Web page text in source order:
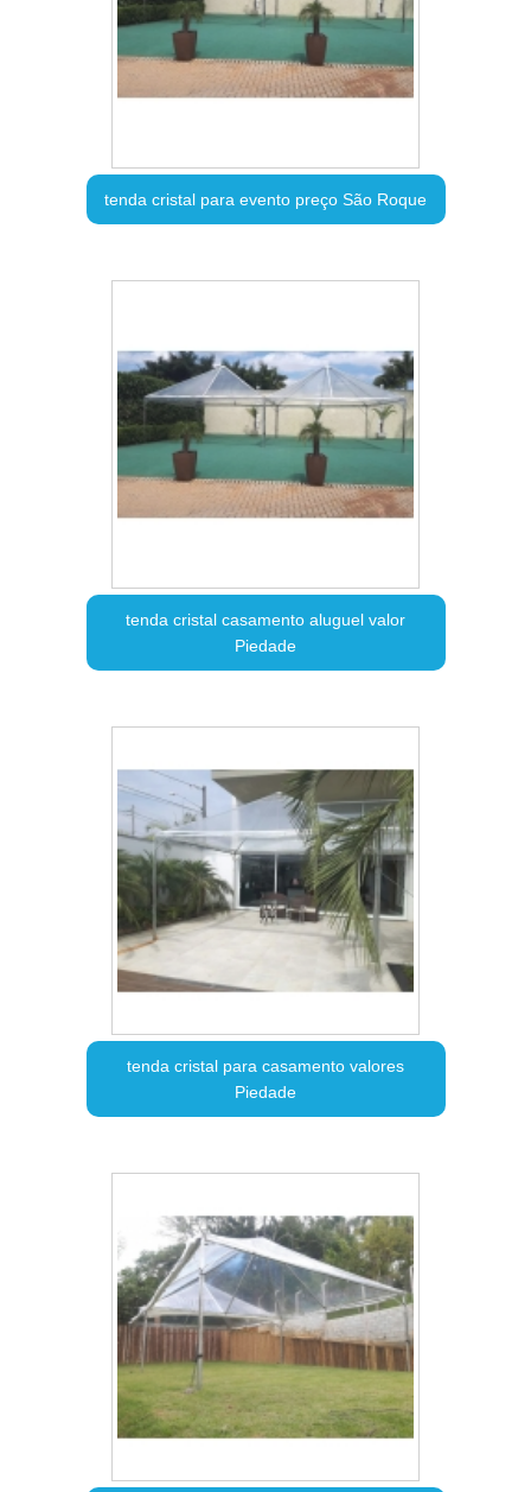
tenda cristal para evento preço São Roque
tenda cristal casamento aluguel valor
Piedade
tenda cristal para casamento valores
Piedade